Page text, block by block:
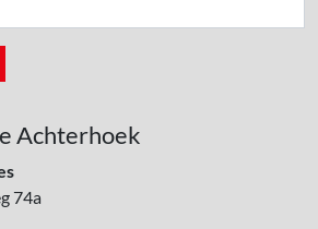
Achterhoek
74a